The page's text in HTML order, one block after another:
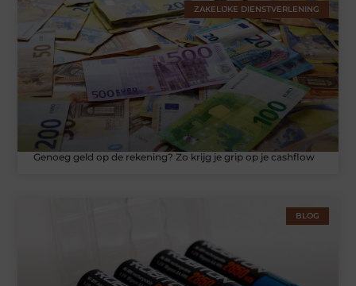
ZAKELIJKE DIENSTVERLENING
Genoeg geld op de rekening? Zo krijg je grip op je cashflow
BLOG